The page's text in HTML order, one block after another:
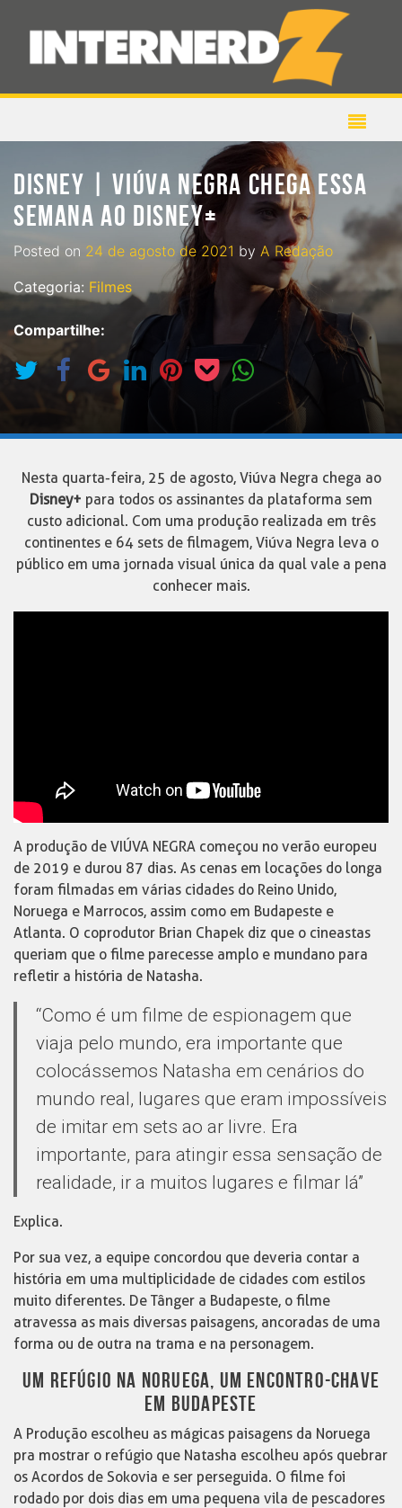
DISNEY | VIÚVA NEGRA CHEGA ESSA
SEMANA AO DISNEY+
Posted on 24 de agosto de 2021 by A Redação
Categoria: Filmes
Compartilhe:
Nesta quarta-feira, 25 de agosto, Viúva Negra chega ao
Disney+ para todos os assinantes da plataforma sem
custo adicional. Com uma produção realizada em três
continentes e 64 sets de filmagem, Viúva Negra leva o
público em uma jornada visual única da qual vale a pena
conhecer mais.
A produção de VIÚVA NEGRA começou no verão europeu
de 2019 e durou 87 dias. As cenas em locações do longa
foram filmadas em várias cidades do Reino Unido,
Noruega e Marrocos, assim como em Budapeste e
Atlanta. O coprodutor Brian Chapek diz que o cineastas
queriam que o filme parecesse amplo e mundano para
refletir a história de Natasha.
“Como é um filme de espionagem que
viaja pelo mundo, era importante que
colocássemos Natasha em cenários do
mundo real, lugares que eram impossíveis
de imitar em sets ao ar livre. Era
importante, para atingir essa sensação de
realidade, ir a muitos lugares e filmar lá”
Explica.
Por sua vez, a equipe concordou que deveria contar a
história em uma multiplicidade de cidades com estilos
muito diferentes. De Tânger a Budapeste, o filme
atravessa as mais diversas paisagens, ancoradas de uma
forma ou de outra na trama e na personagem.
UM REFÚGIO NA NORUEGA, UM ENCONTRO-CHAVE
EM BUDAPESTE
A Produção escolheu as mágicas paisagens da Noruega
pra mostrar o refúgio que Natasha escolheu após quebrar
os Acordos de Sokovia e ser perseguida. O filme foi
rodado por dois dias em uma pequena vila de pescadores